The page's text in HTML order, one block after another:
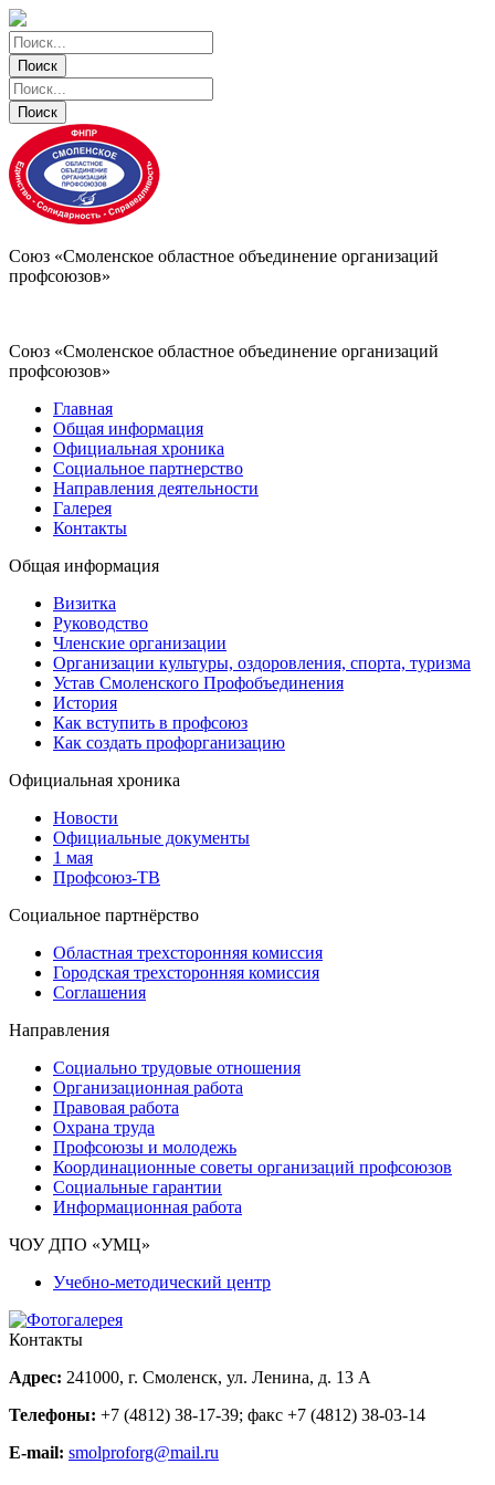
Поиск
Поиск
Поиск
Поиск
Союз «Смоленское областное объединение организаций
профсоюзов»
Союз «Смоленское областное объединение организаций
профсоюзов»
Главная
Общая информация
Официальная хроника
Социальное партнерство
Направления деятельности
Галерея
Контакты
Общая информация
Визитка
Руководство
Членские организации
Организации культуры, оздоровления, спорта, туризма
Устав Смоленского Профобъединения
История
Как вступить в профсоюз
Как создать профорганизацию
Официальная хроника
Новости
Официальные документы
1 мая
Профсоюз-ТВ
Социальное партнёрство
Областная трехсторонняя комиссия
Городская трехсторонняя комиссия
Соглашения
Направления
Социально трудовые отношения
Организационная работа
Правовая работа
Охрана труда
Профсоюзы и молодежь
Координационные советы организаций профсоюзов
Социальные гарантии
Информационная работа
ЧОУ ДПО «УМЦ»
Учебно-методический центр
Контакты
Адрес: 241000, г. Смоленск, ул. Ленина, д. 13 А
Телефоны: +7 (4812) 38-17-39; факс +7 (4812) 38-03-14
E-mail: smolproforg@mail.ru